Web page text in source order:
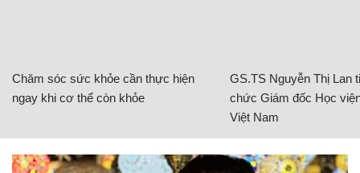
Chăm sóc sức khỏe cần thực hiện
ngay khi cơ thể còn khỏe
GS.TS Nguyễn Thị Lan
chức Giám đốc Học
Việt Nam